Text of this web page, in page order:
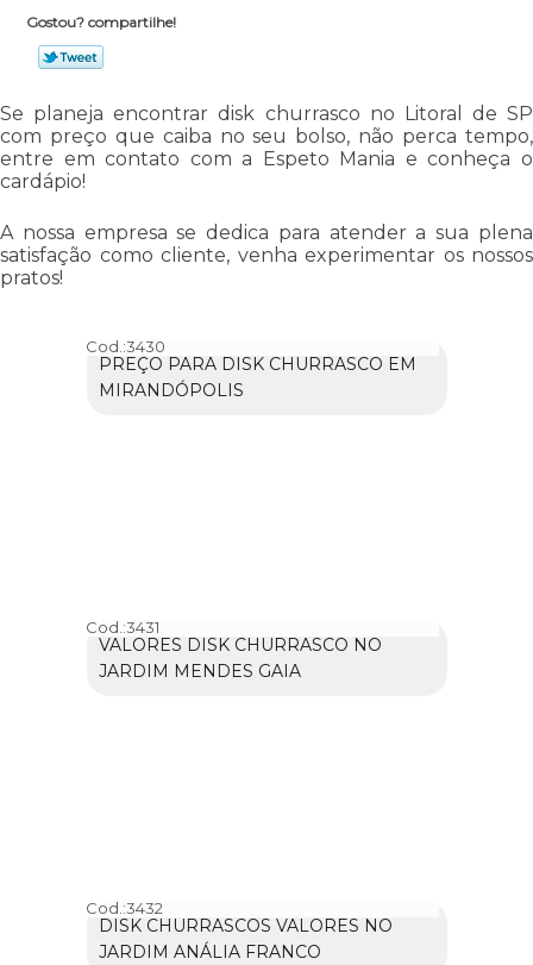
Gostou? compartilhe!
Se planeja encontrar disk churrasco no Litoral de SP
com preço que caiba no seu bolso, não perca tempo,
entre em contato com a Espeto Mania e conheça o
cardápio!
A nossa empresa se dedica para atender a sua plena
satisfação como cliente, venha experimentar os nossos
pratos!
Cod.:3430
PREÇO PARA DISK CHURRASCO EM
MIRANDÓPOLIS
Cod.:3431
VALORES DISK CHURRASCO NO
JARDIM MENDES GAIA
Cod.:3432
DISK CHURRASCOS VALORES NO
JARDIM ANÁLIA FRANCO